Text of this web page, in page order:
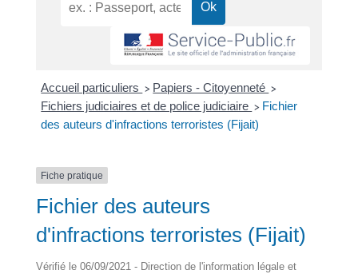
Accueil particuliers > Papiers - Citoyenneté >
Fichiers judiciaires et de police judiciaire > Fichier
des auteurs d'infractions terroristes (Fijait)
Fiche pratique
Fichier des auteurs
d'infractions terroristes (Fijait)
Vérifié le 06/09/2021 - Direction de l'information légale et